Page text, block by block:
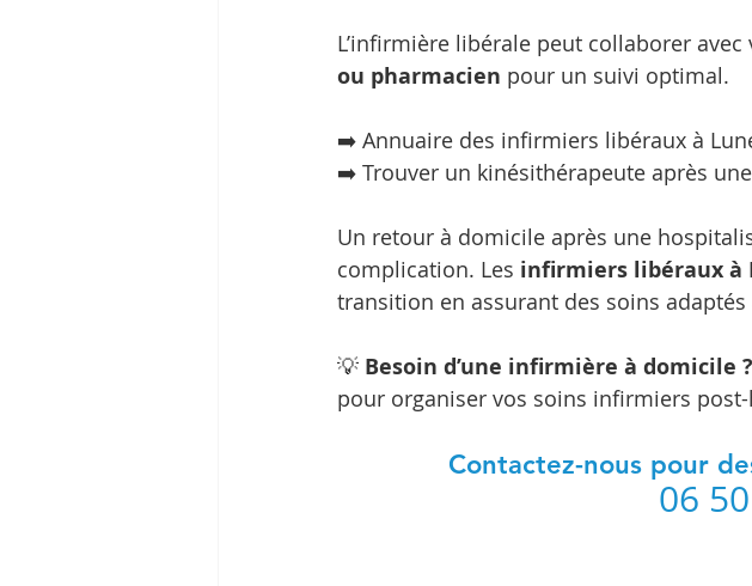
L’infirmière libérale peut collaborer avec
ou pharmacien pour un suivi optimal.
➡️ Annuaire des infirmiers libéraux à
➡️ Trouver un kinésithérapeute après
Un retour à domicile après une
complication. Les infirmiers libéraux à
transition en assurant des soins
💡 Besoin d’une infirmière à domicile ?
pour organiser vos soins infirmiers
Contactez-nous pour
06